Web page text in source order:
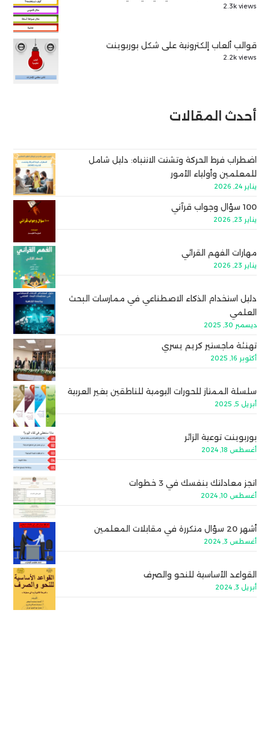
2.3k views
قوالب ألعاب إلكترونية على شكل بوربوينت
2.2k views
أحدث المقالات
اضطراب فرط الحركة وتشتت الانتباه: دليل شامل
للمعلمين وأولياء الأمور
يناير 24, 2026
100 سؤال وجواب قرآني
يناير 23, 2026
مهارات الفهم القرائي
يناير 23, 2026
دليل استخدام الذكاء الاصطناعي في ممارسات البحث
العلمي
ديسمبر 30, 2025
تهنئة ماجستير كريم يسري
أكتوبر 16, 2025
سلسلة الممتاز للحورات اليومية للناطقين بغير العربية
أبريل 5, 2025
بوربوينت توعية الزائر
أغسطس 18, 2024
انجز معادلتك بنفسك في 3 خطوات
أغسطس 10, 2024
أشهر 20 سؤال متكررة في مقابلات المعلمين
أغسطس 3, 2024
القواعد الأساسية للنحو والصرف
أبريل 3, 2024